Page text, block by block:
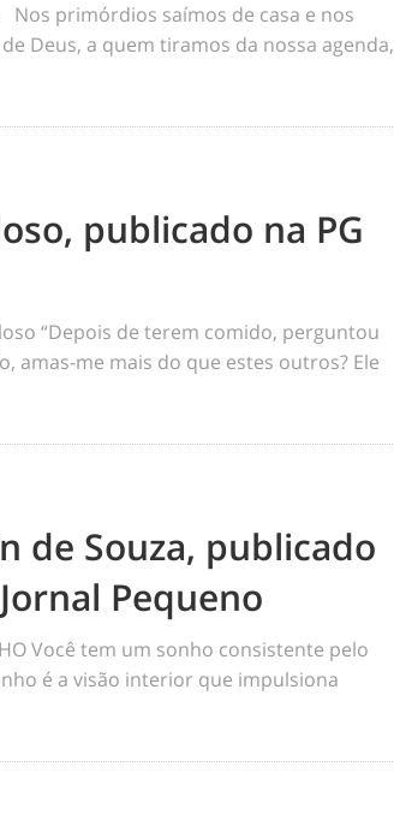
primórdios saímos de casa e nos
Deus, a quem tiramos da nossa agenda,
publicado na PG
“Depois de terem comido, perguntou
amas-me mais do que estes outros? Ele
de Souza, publicado
Pequeno
Você tem um sonho consistente pelo
é a visão interior que impulsiona